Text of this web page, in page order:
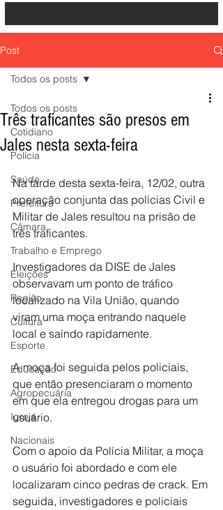
Post
Todos os posts
Cotidiano
Polícia
Saúde
Prefeitura
Câmara
Trabalho e Emprego
Eleições
Região
Cultura
Esporte
Educação
Agropecuária
Igreja
Nacionais
Todos os posts
Três traficantes são presos em
Jales nesta sexta-feira
Na tarde desta sexta-feira, 12/02, outra
operação conjunta das polícias Civil e
Militar de Jales resultou na prisão de
três traficantes.
Investigadores da DISE de Jales
observavam um ponto de tráfico
localizado na Vila União, quando
viram uma moça entrando naquele
local e saindo rapidamente.
A moça foi seguida pelos policiais,
que então presenciaram o momento
em que ela entregou drogas para um
usuário.
Com o apoio da Polícia Militar, a moça
o usuário foi abordado e com ele
localizaram cinco pedras de crack. Em
seguida, investigadores e policiais